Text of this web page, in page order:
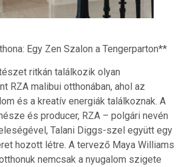
Egy Zen Szalon a Tengerparton**
ritkán találkozik olyan
RZA malibui otthonában, ahol az
és a kreatív energiák találkoznak. A
és producer, RZA – polgári nevén
Talani Diggs-szel együtt egy
hozott létre. A tervező Maya Williams
nemcsak a nyugalom szigete